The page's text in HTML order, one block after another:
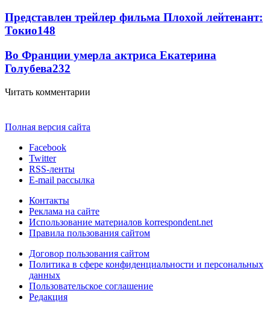
Представлен трейлер фильма Плохой лейтенант:
Токио148
Во Франции умерла актриса Екатерина
Голубева232
Читать комментарии
Полная версия сайта
Facebook
Twitter
RSS-ленты
E-mail рассылка
Контакты
Реклама на сайте
Использование материалов korrespondent.net
Правила пользования сайтом
Договор пользования сайтом
Политика в сфере конфиденциальности и персональных
данных
Пользовательское соглашение
Редакция